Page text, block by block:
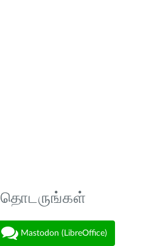
Mastodon (LibreOffice)